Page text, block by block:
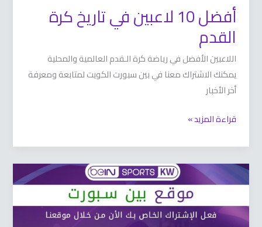
أفضل 10 لاعبين في تاريخ كرة
القدم
اللاعبين الأفضل في رياضة كرة الـقدم العالمية والمحلية
يمكنك الاشتراك معنا في بين سبورت الكويت لمتابعة ومعرفة
أخر الأخبار
قراءة المزيد »
موقع
بين
سبورت
66633738